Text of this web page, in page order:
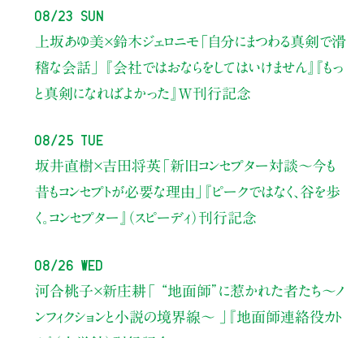
08/23 Sun
上坂あゆ美×鈴木ジェロニモ 「自分にまつわる真剣で滑
稽な会話」
『会社ではおならをしてはいけません』『もっ
と真剣になればよかった』W刊行記念
08/25 Tue
坂井直樹×吉田将英「新旧コンセプター対談～今も
昔もコンセプトが必要な理由」
『ピークではなく、谷を歩
く。コンセプター』（スピーディ）刊行記念
08/26 Wed
河合桃子×新庄耕「 “地面師”に惹かれた者たち〜ノ
ンフィクションと小説の境界線〜 」
『地面師連絡役カト